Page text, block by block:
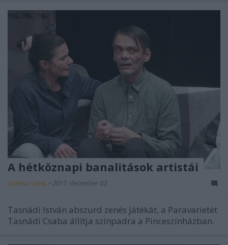
A hétköznapi banalitások artistái
szinhaz szerk. • 2017. december 02.
Tasnádi István abszurd zenés játékát, a Paravarietét
Tasnádi Csaba állítja színpadra a Pinceszínházban.